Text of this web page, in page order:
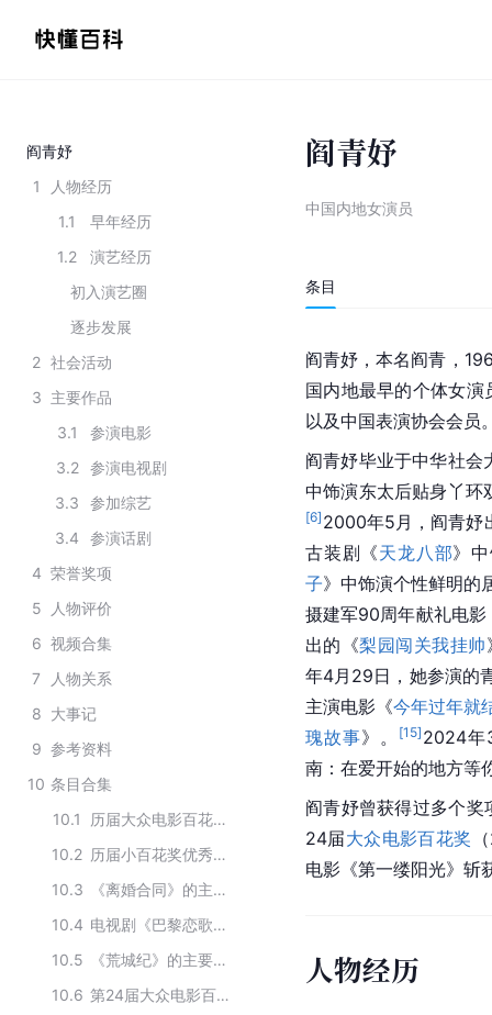
阎青妤
1
人物经历
1.1
早年经历
1.2
演艺经历
初入演艺圈
逐步发展
2 社会活动
3 主要作品
3.1
参演电影
3.2
参演电视剧
3.3
参加综艺
3.4
参演话剧
4 荣誉奖项
5
人物评价
6 视频合集
7
人物关系
8 大事记
9 参考资料
10 条目合集
10.1
历届大众电影百花奖最佳女配角
10.2
历届小百花奖优秀女配角奖
10.3
《离婚合同》的主要演员
10.4
电视剧《巴黎恋歌》的演员
10.5
《荒城纪》的主要演员
10.6
第24届大众电影百花奖获奖人物
阎青妤
中国内地女演员
条目
阎青妤，本名阎青，
国内地最早的个体女
以及中国表演协会会员
阎青妤毕业于中华社会
中饰演东太后贴身丫环
[6] 2000年5月，阎青妤
古装剧《天龙八部》
子》中饰演个性鲜明的
摄建军90周年献礼电
出的《梨园闯关我挂帅
年4月29日，她参演的
主演电影《今年过年就
瑰故事》。 [15] 2024年
南：在爱开始的地方等
阎青妤曾获得过多个
24届大众电影百花奖
电影《第一缕阳光》斩
人物经历